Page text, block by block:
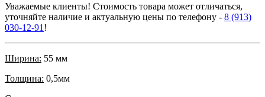
Уважаемые клиенты! Стоимость товара может отличаться,
уточняйте наличие и актуальную цены по телефону - 8 (913)
030-12-91 !
Ширина: 55 мм
Толщина: 0,5мм